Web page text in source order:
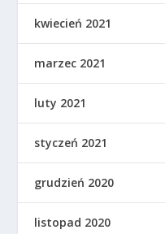
kwiecień 2021
marzec 2021
luty 2021
styczeń 2021
grudzień 2020
listopad 2020